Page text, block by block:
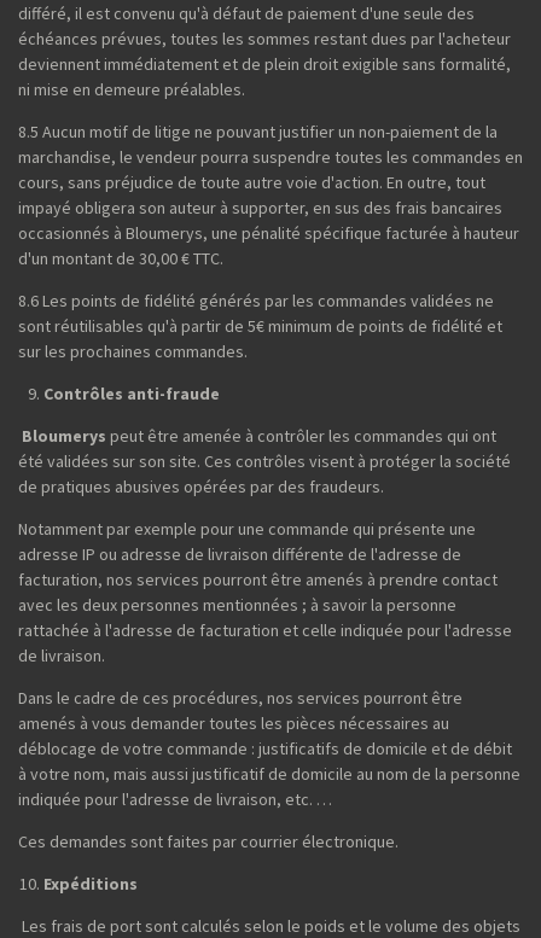
différé, il est convenu qu'à défaut de paiement d'une seule des
échéances prévues, toutes les sommes restant dues par l'acheteur
deviennent immédiatement et de plein droit exigible sans formalité,
ni mise en demeure préalables.
8.5 Aucun motif de litige ne pouvant justifier un non-paiement de la
marchandise, le vendeur pourra suspendre toutes les commandes en
cours, sans préjudice de toute autre voie d'action. En outre, tout
impayé obligera son auteur à supporter, en sus des frais bancaires
occasionnés à Bloumerys, une pénalité spécifique facturée à hauteur
d'un montant de 30,00 € TTC.
8.6 Les points de fidélité générés par les commandes validées ne
sont réutilisables qu'à partir de 5€ minimum de points de fidélité et
sur les prochaines commandes.
Contrôles anti-fraude
Bloumerys peut être amenée à contrôler les commandes qui ont
été validées sur son site. Ces contrôles visent à protéger la société
de pratiques abusives opérées par des fraudeurs.
Notamment par exemple pour une commande qui présente une
adresse IP ou adresse de livraison différente de l'adresse de
facturation, nos services pourront être amenés à prendre contact
avec les deux personnes mentionnées ; à savoir la personne
rattachée à l'adresse de facturation et celle indiquée pour l'adresse
de livraison.
Dans le cadre de ces procédures, nos services pourront être
amenés à vous demander toutes les pièces nécessaires au
déblocage de votre commande : justificatifs de domicile et de débit
à votre nom, mais aussi justificatif de domicile au nom de la personne
indiquée pour l'adresse de livraison, etc. …
Ces demandes sont faites par courrier électronique.
Expéditions
Les frais de port sont calculés selon le poids et le volume des objets